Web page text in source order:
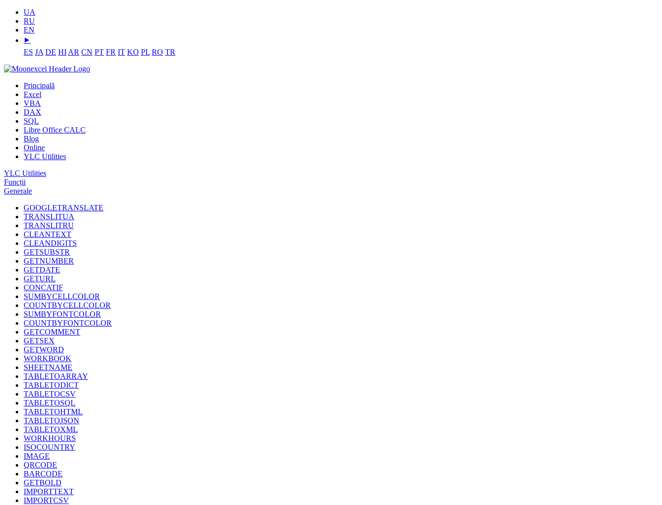
UA
RU
EN
⯈
ES JA DE HI AR CN PT FR IT KO PL RO TR
Principală
Excel
VBA
DAX
SQL
Libre Office CALC
Blog
Online
YLC Utilities
YLC Utilities
Funcții
Generale
GOOGLETRANSLATE
TRANSLITUA
TRANSLITRU
CLEANTEXT
CLEANDIGITS
GETSUBSTR
GETNUMBER
GETDATE
GETURL
CONCATIF
SUMBYCELLCOLOR
COUNTBYCELLCOLOR
SUMBYFONTCOLOR
COUNTBYFONTCOLOR
GETCOMMENT
GETSEX
GETWORD
WORKBOOK
SHEETNAME
TABLETOARRAY
TABLETODICT
TABLETOCSV
TABLETOSQL
TABLETOHTML
TABLETOJSON
TABLETOXML
WORKHOURS
ISOCOUNTRY
IMAGE
QRCODE
BARCODE
GETBOLD
IMPORTTEXT
IMPORTCSV